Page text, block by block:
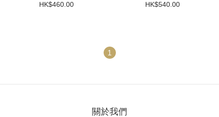
HK$460.00 HK$540.00
1
關於我們